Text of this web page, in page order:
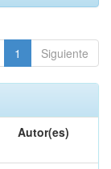
1 Siguiente
Autor(es)